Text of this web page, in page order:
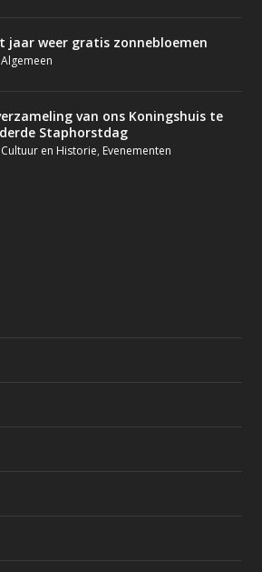
jaar weer gratis zonnebloemen
Algemeen
van ons Koningshuis te
Staphorstdag
Cultuur en Historie, Evenementen